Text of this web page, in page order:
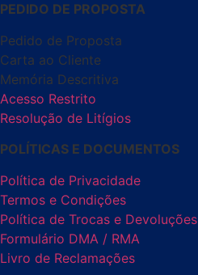
PEDIDO DE PROPOSTA
Pedido de Proposta
Carta ao Cliente
Memória Descritiva
Acesso Restrito
Resolução de Litígios
POLÍTICAS E DOCUMENTOS
Política de Privacidade
Termos e Condições
Política de Trocas e Devoluções
Formulário DMA / RMA
Livro de Reclamações